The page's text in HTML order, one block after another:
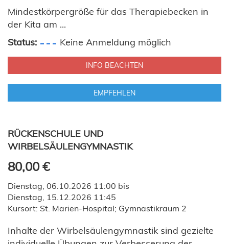
Mindestkörpergröße für das Therapiebecken in
der Kita am ...
Status:
Keine Anmeldung möglich
INFO BEACHTEN
EMPFEHLEN
RÜCKENSCHULE UND
WIRBELSÄULENGYMNASTIK
80,00 €
Dienstag, 06.10.2026 11:00 bis
Dienstag, 15.12.2026 11:45
Kursort: St. Marien-Hospital; Gymnastikraum 2
Inhalte der Wirbelsäulengymnastik sind gezielte